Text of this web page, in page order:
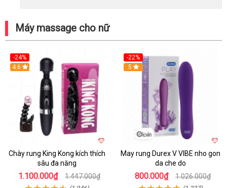
Máy massage cho nữ
-24%
4.6
Chày rung King Kong kích thích
sâu đa năng
1.100.000₫ 1.447.000₫
-22%
Hot
5
May rung Durex V VIBE nho gon
da che do
800.000₫ 1.026.000₫